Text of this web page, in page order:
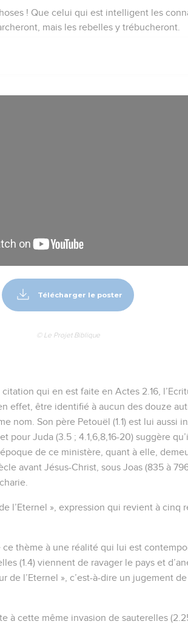
! Que celui qui est intelligent les
mais les rebelles y trébucheront.
Télécharger le poster
© Le Projet Biblique
citation qui en est faite en Actes 2.16,
effet, être identifié à aucun des douze
nom. Son père Petouël (1.1) est lui aussi
pour Juda (3.5 ; 4.1,6,8,16-20) suggère
de ce ministère, quant à elle,
avant Jésus-Christ, sous Joas (835 à
l’Eternel », expression qui revient à cinq
thème à une réalité qui lui est
(1.4) viennent de ravager le pays et
de l’Eternel », c’est-à-dire un jugement
à cette même invasion de sauterelles